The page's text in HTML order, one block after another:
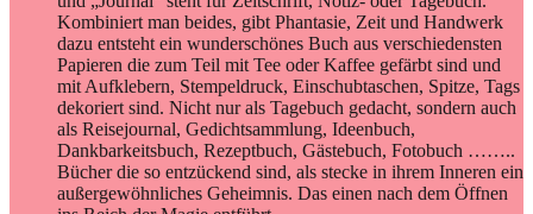
Kombiniert man beides, gibt Phantasie, Zeit und Handwerk
dazu entsteht ein wunderschönes Buch aus verschiedensten
Papieren die zum Teil mit Tee oder Kaffee gefärbt sind und
mit Aufklebern, Stempeldruck, Einschubtaschen, Spitze, Tags
dekoriert sind. Nicht nur als Tagebuch gedacht, sondern auch
als Reisejournal, Gedichtsammlung, Ideenbuch,
Dankbarkeitsbuch, Rezeptbuch, Gästebuch, Fotobuch ……..
Bücher die so entzückend sind, als stecke in ihrem Inneren ein
außergewöhnliches Geheimnis. Das einen nach dem Öffnen